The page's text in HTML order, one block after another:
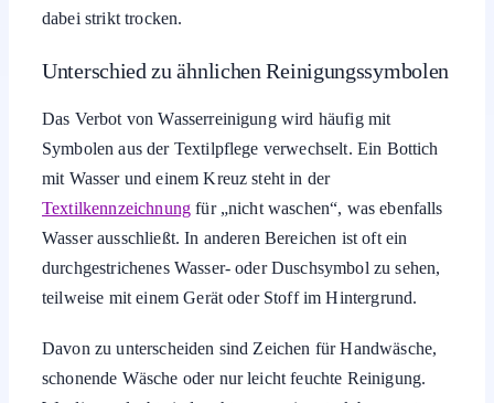
dabei strikt trocken.
Unterschied zu ähnlichen Reinigungssymbolen
Das Verbot von Wasserreinigung wird häufig mit
Symbolen aus der Textilpflege verwechselt. Ein Bottich
mit Wasser und einem Kreuz steht in der
Textilkennzeichnung für „nicht waschen“, was ebenfalls
Wasser ausschließt. In anderen Bereichen ist oft ein
durchgestrichenes Wasser- oder Duschsymbol zu sehen,
teilweise mit einem Gerät oder Stoff im Hintergrund.
Davon zu unterscheiden sind Zeichen für Handwäsche,
schonende Wäsche oder nur leicht feuchte Reinigung.